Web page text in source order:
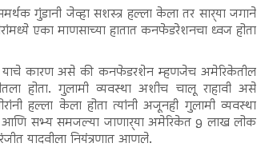
गुंडानी जेव्हा सशस्त्र हल्ला केला तर सार्‍या जगाने
एका माणसाच्या हातात कनफेडरेशनचा ध्वज होता
याचे कारण असे की कनफेडरशेन म्हणजेच अमेरिकेतील
होता. गुलामी व्यवस्था अशीच चालू राहावी असे
हल्ला केला होता त्यांनी अजूनही गुलामी व्यवस्था
आणि सभ्य समजल्या जाणार्‍या अमेरिकेत 9 लाख लोक
यादवीला नियंत्रणात आणले.